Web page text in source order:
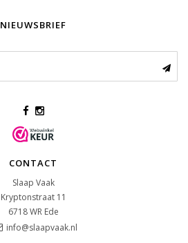
NIEUWSBRIEF
CONTACT
Slaap Vaak
Kryptonstraat 11
6718 WR Ede
info@slaapvaak.nl